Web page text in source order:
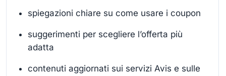
spiegazioni chiare su come usare i coupon
suggerimenti per scegliere l’offerta più
adatta
contenuti aggiornati sui servizi Avis e sulle